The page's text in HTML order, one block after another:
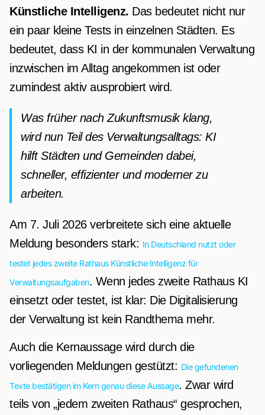
Künstliche Intelligenz. Das bedeutet nicht nur
ein paar kleine Tests in einzelnen Städten. Es
bedeutet, dass KI in der kommunalen Verwaltung
inzwischen im Alltag angekommen ist oder
zumindest aktiv ausprobiert wird.
Was früher nach Zukunftsmusik klang,
wird nun Teil des Verwaltungsalltags: KI
hilft Städten und Gemeinden dabei,
schneller, effizienter und moderner zu
arbeiten.
Am 7. Juli 2026 verbreitete sich eine aktuelle
Meldung besonders stark: In Deutschland nutzt oder
testet jedes zweite Rathaus Künstliche Intelligenz für
Verwaltungsaufgaben. Wenn jedes zweite Rathaus KI
einsetzt oder testet, ist klar: Die Digitalisierung
der Verwaltung ist kein Randthema mehr.
Auch die Kernaussage wird durch die
vorliegenden Meldungen gestützt: Die gefundenen
Texte bestätigen im Kern genau diese Aussage. Zwar wird
teils von „jedem zweiten Rathaus“ gesprochen,